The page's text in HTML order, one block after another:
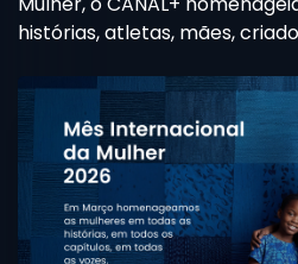
mulheres
histórias, atletas, mães,
África.